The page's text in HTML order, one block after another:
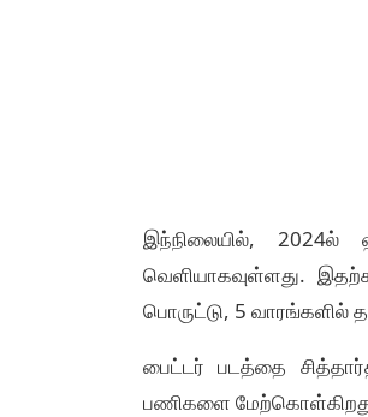
இந்நிலையில், 2024ல்
வெளியாகவுள்ளது.
பொருட்டு, 5 வாரங்களில்
பைட்டர் படத்தை
பணிகளை மேற்கொள்கிறது.